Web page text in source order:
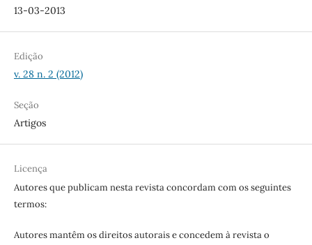
13-03-2013
Edição
v. 28 n. 2 (2012)
Seção
Artigos
Licença
Autores que publicam nesta revista concordam com os seguintes
termos:
Autores mantêm os direitos autorais e concedem à revista o